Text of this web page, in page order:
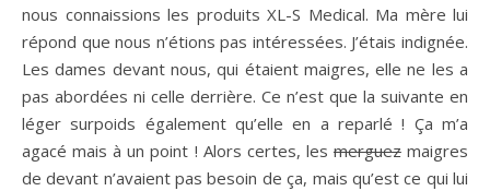
nous connaissions les produits XL-S Medical. Ma mère lui
répond que nous n’étions pas intéressées. J’étais indignée.
Les dames devant nous, qui étaient maigres, elle ne les a
pas abordées ni celle derrière. Ce n’est que la suivante en
léger surpoids également qu’elle en a reparlé ! Ça m’a
agacé mais à un point ! Alors certes, les merguezmaigres
de devant n’avaient pas besoin de ça, mais qu’est ce qui lui